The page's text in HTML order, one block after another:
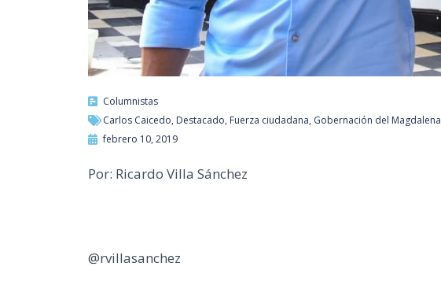
Columnistas
Carlos Caicedo, Destacado, Fuerza ciudadana, Gobernación del Magdalena
febrero 10, 2019
Por: Ricardo Villa Sánchez
@rvillasanchez